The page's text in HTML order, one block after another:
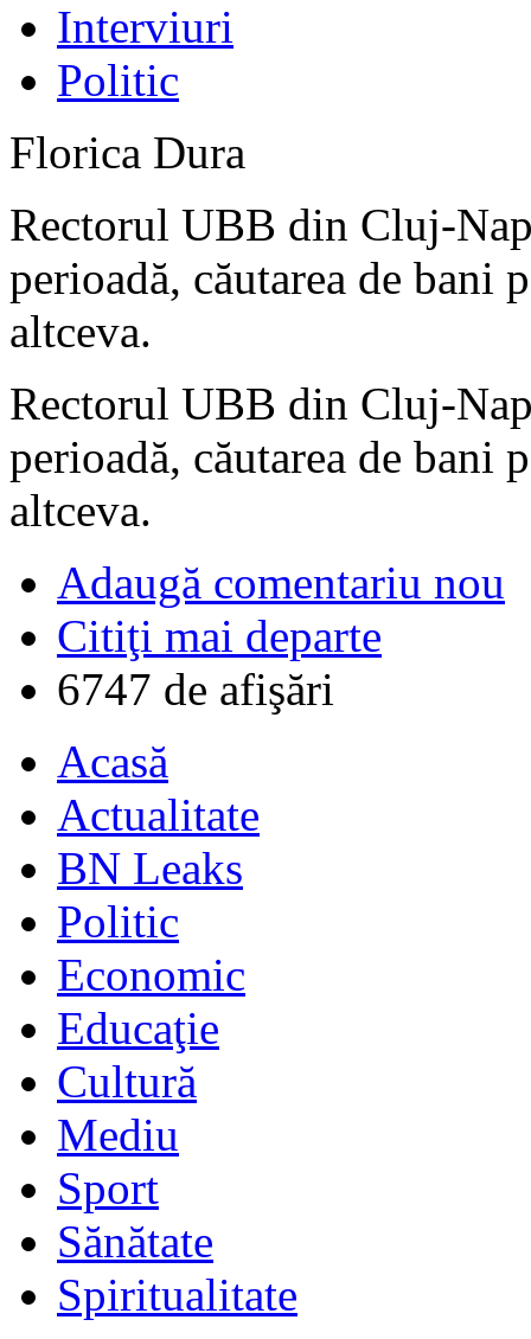
Interviuri
Politic
Florica Dura
Rectorul UBB din Cluj-
perioadă, căutarea de bani
altceva.
Rectorul UBB din Cluj-
perioadă, căutarea de bani
altceva.
Adaugă comentariu nou
Citiţi mai departe
6747 de afişări
Acasă
Actualitate
BN Leaks
Politic
Economic
Educaţie
Cultură
Mediu
Sport
Sănătate
Spiritualitate